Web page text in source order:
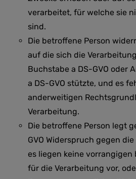
verarbeitet, für welche sie
sind.
Die betroffene Person
auf die sich die
Buchstabe a DS-GVO oder
a DS-GVO stützte, und es
anderweitigen
Verarbeitung.
Die betroffene Person legt
GVO Widerspruch gegen
es liegen keine
für die Verarbeitung vor,